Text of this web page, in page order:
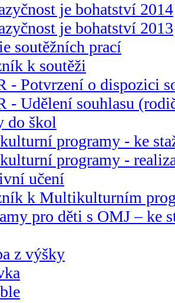
je bohatství 2014
je bohatství 2013
soutěžních prací
k soutěži
- Potvrzení o dispozici
- Udělení souhlasu
do škol
programy - ke
programy -
učení
k Multikulturním
pro děti s OMJ – ke
z výšky